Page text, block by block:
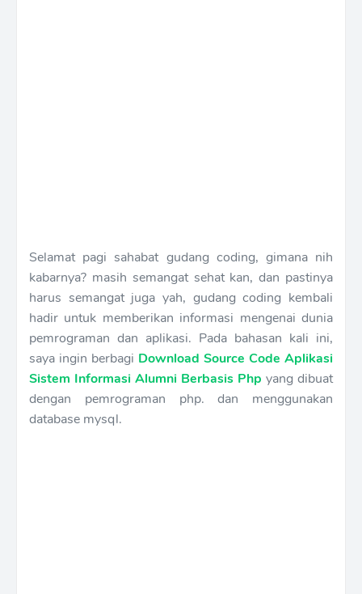
Selamat pagi sahabat gudang coding, gimana nih
kabarnya? masih semangat sehat kan, dan pastinya
harus semangat juga yah, gudang coding kembali
hadir untuk memberikan informasi mengenai dunia
pemrograman dan aplikasi. Pada bahasan kali ini,
saya ingin berbagi Download Source Code Aplikasi
Sistem Informasi Alumni Berbasis Php yang dibuat
dengan pemrograman php. dan menggunakan
database mysql.